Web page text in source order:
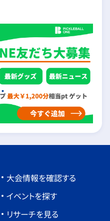
大会情報を確認する
イベントを探す
リサーチを見る